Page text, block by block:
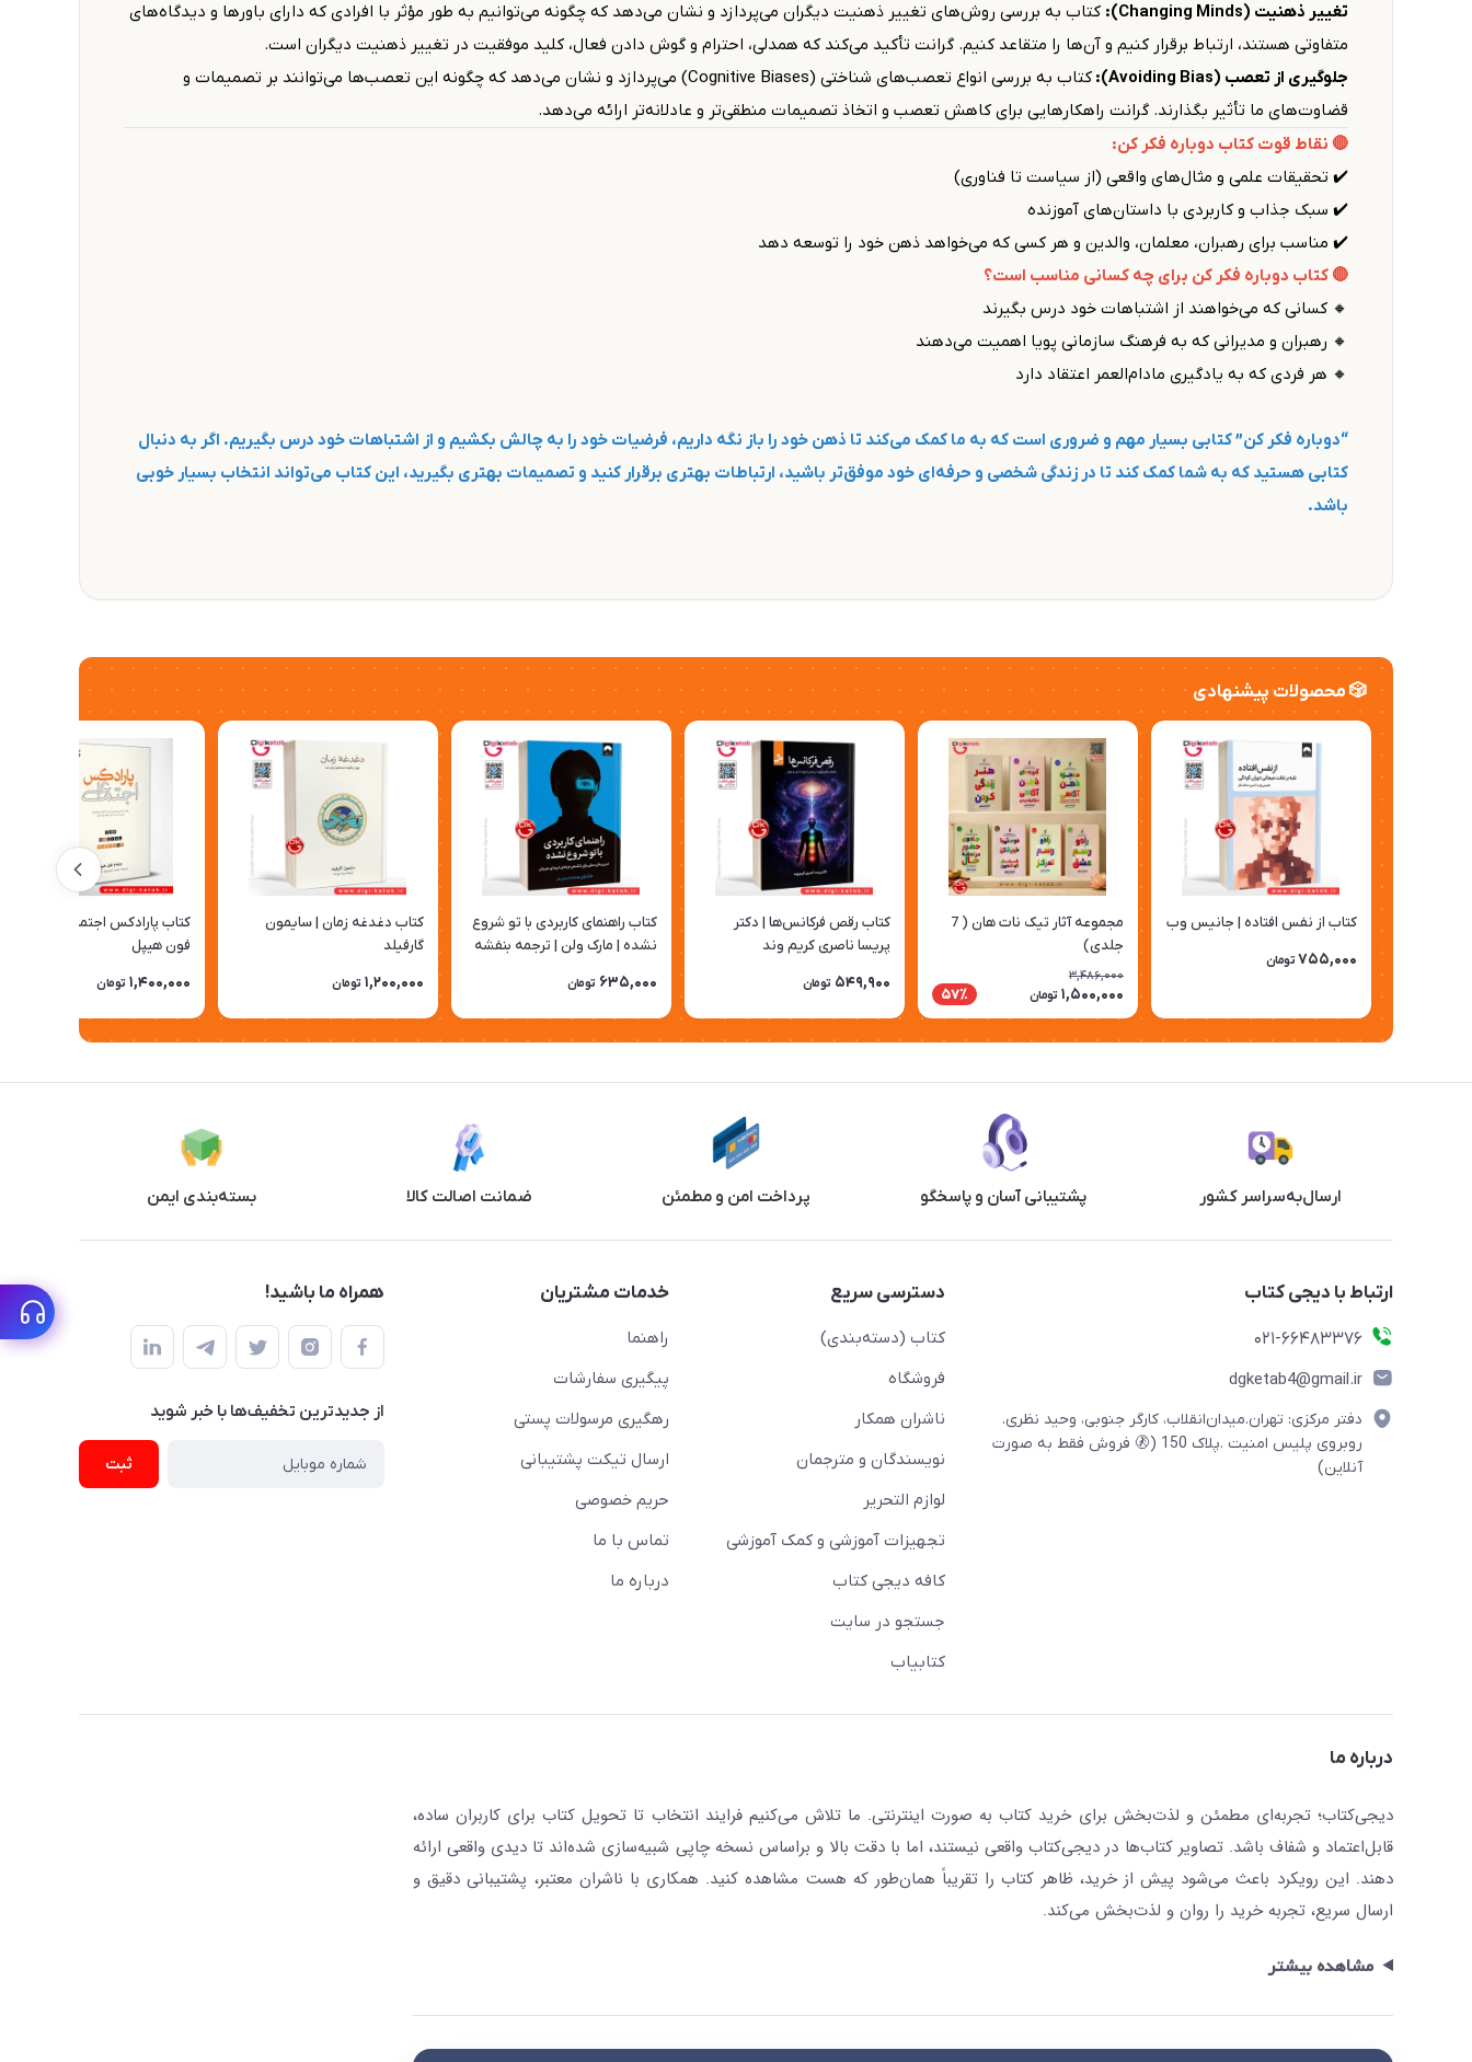
تغییر ذهنیت (Changing Minds):
کتاب به بررسی روش‌های تغییر ذهنیت دیگران می‌پردازد و نشان می‌دهد که چگونه می‌توانیم به طور مؤثر با افرادی که دارای باورها و دیدگاه‌های
متفاوتی هستند، ارتباط برقرار کنیم و آن‌ها را متقاعد کنیم. گرانت تأکید می‌کند که همدلی، احترام و گوش دادن فعال، کلید موفقیت در تغییر ذهنیت دیگران است.
جلوگیری از تعصب (Avoiding Bias):
کتاب به بررسی انواع تعصب‌های شناختی (Cognitive Biases) می‌پردازد و نشان می‌دهد که چگونه این تعصب‌ها می‌توانند بر تصمیمات و
قضاوت‌های ما تأثیر بگذارند. گرانت راهکارهایی برای کاهش تعصب و اتخاذ تصمیمات منطقی‌تر و عادلانه‌تر ارائه می‌دهد.
🔴 نقاط قوت کتاب دوباره فکر کن:
✔️ تحقیقات علمی و مثال‌های واقعی (از سیاست تا فناوری)
✔️ سبک جذاب و کاربردی با داستان‌های آموزنده
✔️ مناسب برای رهبران، معلمان، والدین و هر کسی که می‌خواهد ذهن خود را توسعه دهد
🔴 کتاب دوباره فکر کن برای چه کسانی مناسب است؟
🔸 کسانی که می‌خواهند از اشتباهات خود درس بگیرند
🔸 رهبران و مدیرانی که به فرهنگ سازمانی پویا اهمیت می‌دهند
🔸 هر فردی که به یادگیری مادام‌العمر اعتقاد دارد
“دوباره فکر کن” کتابی بسیار مهم و ضروری است که به ما کمک می‌کند تا ذهن خود را باز نگه داریم، فرضیات خود را به چالش بکشیم و از اشتباهات خود درس بگیریم. اگر به دنبال
کتابی هستید که به شما کمک کند تا در زندگی شخصی و حرفه‌ای خود موفق‌تر باشید، ارتباطات بهتری برقرار کنید و تصمیمات بهتری بگیرید، این کتاب می‌تواند انتخاب بسیار خوبی
باشد.
🎲 محصولات پیشنهادی
کتاب از نفس افتاده | جانیس وب
755,000 تومان
مجموعه آثار تیک نات هان ( 7
جلدی)
3,486,000
1,500,000 تومان 57٪
کتاب رقص فرکانس‌ها | دکتر
پریسا ناصری کریم وند
549,900 تومان
کتاب راهنمای کاربردی با تو شروع
نشده | مارک ولن | ترجمه بنفشه
635,000 تومان
کتاب دغدغه زمان | سایمون
گارفیلد
1,200,000 تومان
کتاب پارادکس اجتماعی | ویلیام
فون هیپل
1,400,000 تومان
ارسال‌به‌سراسر کشور پشتیبانی آسان و پاسخگو پرداخت امن و مطمئن ضمانت اصالت کالا بسته‌بندی ایمن
ارتباط با دیجی کتاب
021-66483376
dgketab4@gmail.ir
دفتر مرکزی: تهران.میدان‌انقلاب، کارگر جنوبی، وحید نظری.
روبروی پلیس امنیت .پلاک 150 (🚷 فروش فقط به صورت
آنلاین)
دسترسی سریع
کتاب (دسته‌بندی)
فروشگاه
ناشران همکار
نویسندگان و مترجمان
لوازم التحریر
تجهیزات آموزشی و کمک آموزشی
کافه دیجی کتاب
جستجو در سایت
کتابیاب
خدمات مشتریان
راهنما
پیگیری سفارشات
رهگیری مرسولات پستی
ارسال تیکت پشتیبانی
حریم خصوصی
تماس با ما
درباره ما
همراه ما باشید!
از جدید‌ترین تخفیف‌ها با‌ خبر شوید
ثبت
درباره ما
دیجی‌کتاب؛ تجربه‌ای مطمئن و لذت‌بخش برای خرید کتاب به صورت اینترنتی. ما تلاش می‌کنیم فرایند انتخاب تا تحویل کتاب برای کاربران ساده،
قابل‌اعتماد و شفاف باشد. تصاویر کتاب‌ها در دیجی‌کتاب واقعی نیستند، اما با دقت بالا و براساس نسخه چاپی شبیه‌سازی شده‌اند تا دیدی واقعی ارائه
دهند. این رویکرد باعث می‌شود پیش از خرید، ظاهر کتاب را تقریباً همان‌طور که هست مشاهده کنید. همکاری با ناشران معتبر، پشتیبانی دقیق و
ارسال سریع، تجربه خرید را روان و لذت‌بخش می‌کند.
مشاهده بیشتر